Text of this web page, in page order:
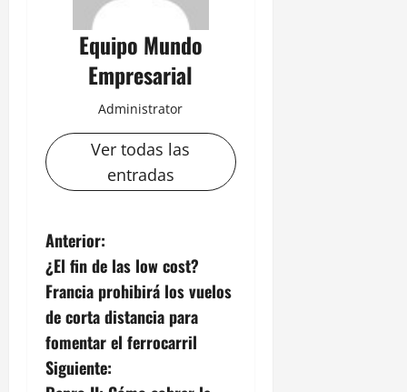
Equipo Mundo
Empresarial
Administrator
Ver todas las
entradas
N
a
v
e
Anterior:
¿El fin de las low cost?
Francia prohibirá los vuelos
de corta distancia para
fomentar el ferrocarril
Siguiente: